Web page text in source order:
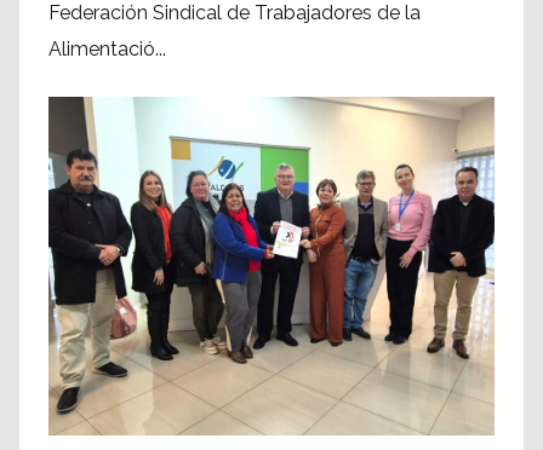
Federación Sindical de Trabajadores de la
Alimentació...